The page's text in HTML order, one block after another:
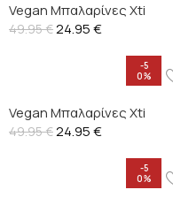
Vegan Μπαλαρίνες Xti
49.95€24.95€
-5
0%
Vegan Μπαλαρίνες Xti
49.95€24.95€
-5
0%